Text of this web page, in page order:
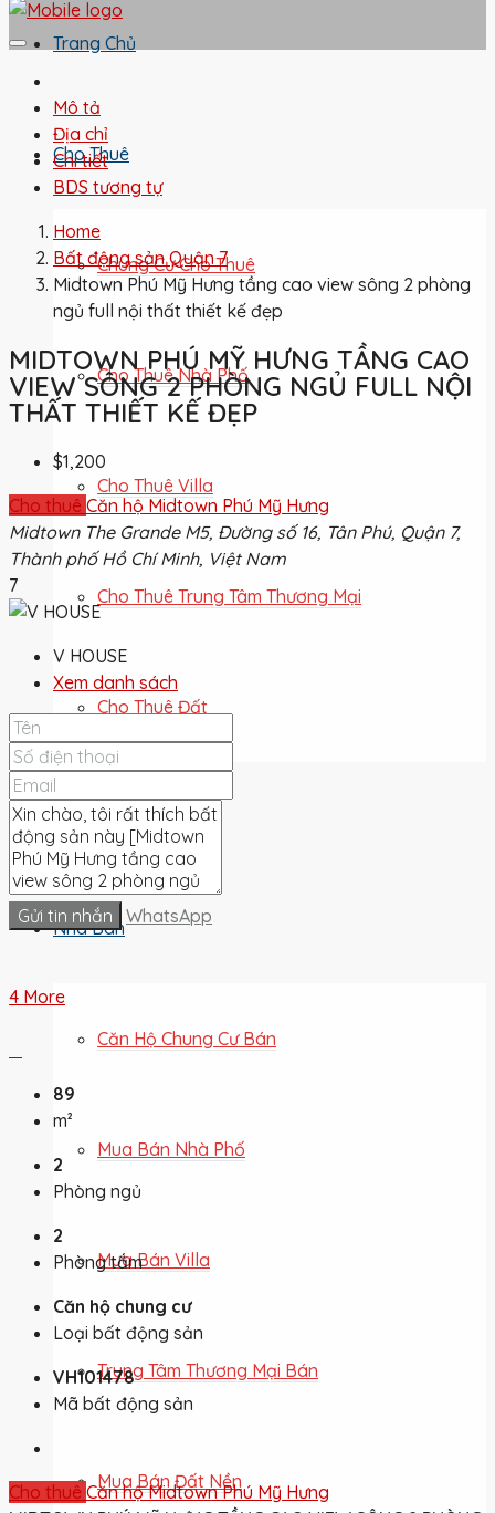
Trang Chủ
Cho Thuê
Chung Cư Cho Thuê
Cho Thuê Nhà Phố
Cho Thuê Villa
Cho Thuê Trung Tâm Thương Mại
Cho Thuê Đất
Cho Thuê
Nhà Bán
Căn Hộ Chung Cư Bán
Mua Bán Nhà Phố
Mua Bán Villa
Trung Tâm Thương Mại Bán
Mua Bán Đất Nền
Mô tả
Địa chỉ
Chi tiết
BDS tương tự
Home
Bất động sản Quận 7
Midtown Phú Mỹ Hưng tầng cao view sông 2 phòng
ngủ full nội thất thiết kế đẹp
MIDTOWN PHÚ MỸ HƯNG TẦNG CAO
VIEW SÔNG 2 PHÒNG NGỦ FULL NỘI
THẤT THIẾT KẾ ĐẸP
$1,200
Cho thuê Căn hộ Midtown Phú Mỹ Hưng
Midtown The Grande M5, Đường số 16, Tân Phú, Quận 7,
Thành phố Hồ Chí Minh, Việt Nam
7
V HOUSE
Xem danh sách
Gửi tin nhắn WhatsApp
4 More
89
m²
2
Phòng ngủ
2
Phòng tắm
Căn hộ chung cư
Loại bất động sản
VH101478
Mã bất động sản
Cho thuê Căn hộ Midtown Phú Mỹ Hưng